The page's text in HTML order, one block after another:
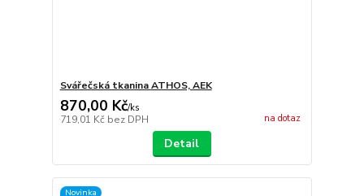
Svářečská tkanina ATHOS, AEK
870,00 Kč/ks
719,01 Kč bez DPH na dotaz
Detail
Novinka